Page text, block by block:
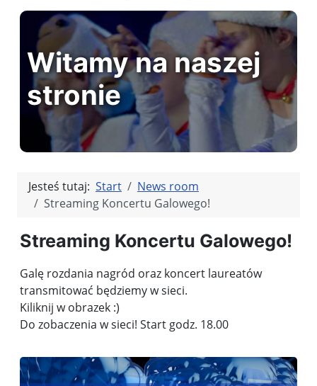
Witamy na naszej
stronie
Jesteś tutaj: Start
News room
Streaming Koncertu Galowego!
Streaming Koncertu Galowego!
Galę rozdania nagród oraz koncert laureatów
transmitować będziemy w sieci.
Kiliknij w obrazek :)
Do zobaczenia w sieci! Start godz. 18.00